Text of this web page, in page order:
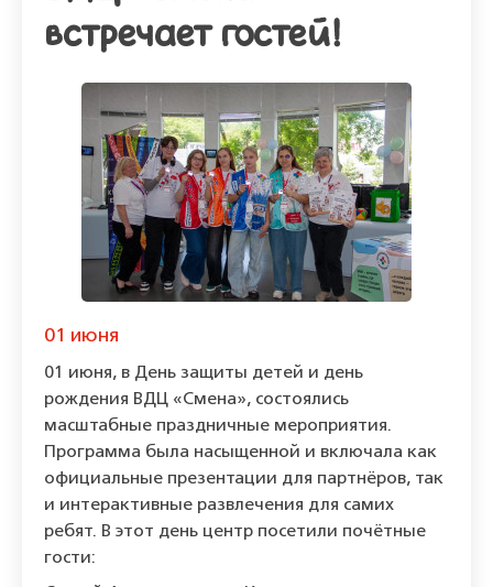
встречает гостей!
01 июня
01 июня, в День защиты детей и день
рождения ВДЦ «Смена», состоялись
масштабные праздничные мероприятия.
Программа была насыщенной и включала как
официальные презентации для партнёров, так
и интерактивные развлечения для самих
ребят. В этот день центр посетили почётные
гости: